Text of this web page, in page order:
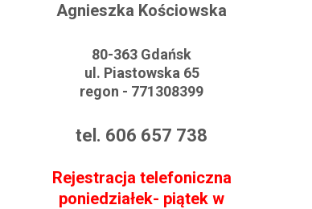
Agnieszka Kościowska
80-363 Gdańsk
ul. Piastowska 65
regon - 771308399
tel. 606 657 738
Rejestracja telefoniczna
poniedziałek- piątek w